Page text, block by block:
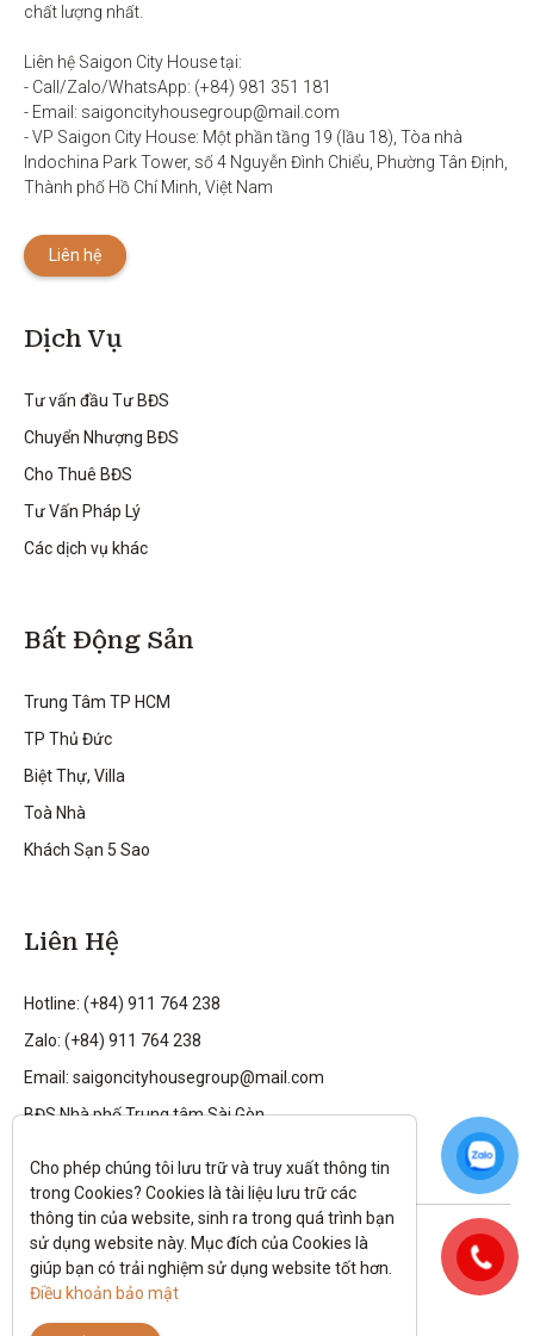
chất lượng nhất.
Liên hệ Saigon City House tại:
- Call/Zalo/WhatsApp: (+84) 981 351 181
- Email: saigoncityhousegroup@mail.com
- VP Saigon City House: Một phần tầng 19 (lầu 18), Tòa nhà
Indochina Park Tower, số 4 Nguyễn Đình Chiểu, Phường Tân Định,
Thành phố Hồ Chí Minh, Việt Nam
Liên hệ
Dịch Vụ
Tư vấn đầu Tư BĐS
Chuyển Nhượng BĐS
Cho Thuê BĐS
Tư Vấn Pháp Lý
Các dịch vụ khác
Bất Động Sản
Trung Tâm TP HCM
TP Thủ Đức
Biệt Thự, Villa
Toà Nhà
Khách Sạn 5 Sao
Liên Hệ
Hotline: (+84) 911 764 238
Zalo: (+84) 911 764 238
Email: saigoncityhousegroup@mail.com
BĐS Nhà phố Trung tâm Sài Gòn
Theo dõi tôi trên:
All rights reserved.
Cho phép chúng tôi lưu trữ và truy xuất thông tin
trong Cookies? Cookies là tài liệu lưu trữ các
thông tin của website, sinh ra trong quá trình bạn
sử dụng website này. Mục đích của Cookies là
Điều khoản bảo mật